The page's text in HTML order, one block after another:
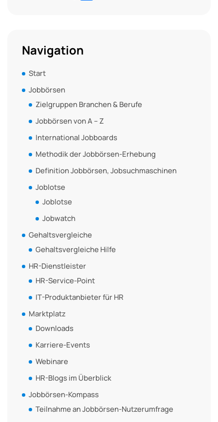
Navigation
Start
Jobbörsen
Zielgruppen Branchen & Berufe
Jobbörsen von A – Z
International Jobboards
Methodik der Jobbörsen-Erhebung
Definition Jobbörsen, Jobsuchmaschinen
Joblotse
Joblotse
Jobwatch
Gehaltsvergleiche
Gehaltsvergleiche Hilfe
HR-Dienstleister
HR-Service-Point
IT-Produktanbieter für HR
Marktplatz
Downloads
Karriere-Events
Webinare
HR-Blogs im Überblick
Jobbörsen-Kompass
Teilnahme an Jobbörsen-Nutzerumfrage